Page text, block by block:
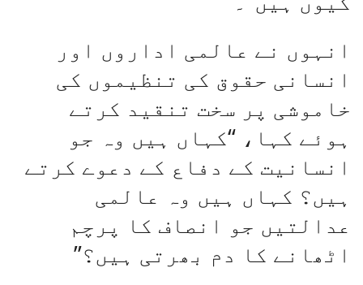
انہوں نے عالمی اداروں اور
انسانی حقوق کی تنظیموں کی
خاموشی پر سخت تنقید کرتے
ہوئے کہا، “کہاں ہیں وہ جو
انسانیت کے دفاع کے دعوے کرتے
ہیں؟ کہاں ہیں وہ عالمی
عدالتیں جو انصاف کا پرچم
اٹھانے کا دم بھرتی ہیں؟”